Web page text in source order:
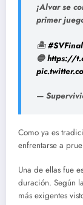
¡Alvar se
primer
🏝️#SVFinal
🔵https://
—
Como ya es
enfrentarse a
Una de ellas fue
duración. Según
más exigentes